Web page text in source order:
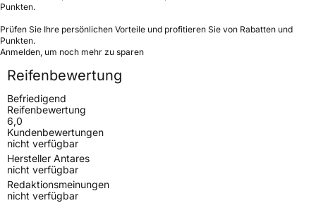
Punkten.
Prüfen Sie Ihre persönlichen Vorteile und profitieren Sie von Rabatten und
Punkten.
Anmelden, um noch mehr zu sparen
Reifenbewertung
Befriedigend
Reifenbewertung
6,0
Kundenbewertungen
nicht verfügbar
Hersteller Antares
nicht verfügbar
Redaktionsmeinungen
nicht verfügbar